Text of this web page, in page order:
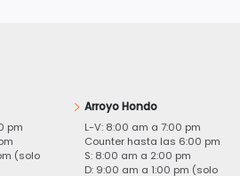
pm
(solo
Arroyo Hondo
L-V: 8:00 am a 7:00 pm
Counter hasta las 6:00 pm
S: 8:00 am a 2:00 pm
D: 9:00 am a 1:00 pm (solo